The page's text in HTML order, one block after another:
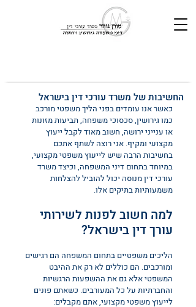
החשיבות של משרד עורכי דין בישראל
כאשר אנו עומדים בפני הליך משפטי מורכב
כמו גירושין, סכסוכי משפחה, תביעות מזונות
או ענייני ירושה, חשוב מאוד לקבל ייעוץ
מקצועי ומקיף. אני רוצה לשתף אתכם
בחשיבות הרבה שיש לייעוץ משפטי מקצועי,
במיוחד בתחום דיני המשפחה, וכיצד משרד
עורכי דין מנוסה יכול להוביל להצלחות
משמעותיות בתיקים אלו.
למה חשוב לפנות לשירותי
עורך דין בישראל?
הליכים משפטיים בתחום המשפחה הם רגישים
ומורכבים. הם כוללים לא רק את ההיבט
המשפטי אלא גם את ההשפעות הרגשיות
והחברתיות על כל המעורבים. כשאתם פונים
לייעוץ משפטי מקצועי, אתם מקבלים: